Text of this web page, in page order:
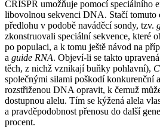
CRISPR umožňuje pomocí speciálního
libovolnou sekvenci DNA. Stačí tomuto
předlohu v podobě naváděcí sondy, tzv.
zkonstruovali speciální sekvence, které
po populaci, a k tomu ještě návod na
a guide RNA. Objeví-li se takto
těch, z nichž vznikají buňky pohlavní),
společnými silami poškodí konkurenční
rozstřiženou DNA opravit, k čemuž
dostupnou alelu. Tím se kýžená alela
a pravděpodobnost přenosu do další
procent.